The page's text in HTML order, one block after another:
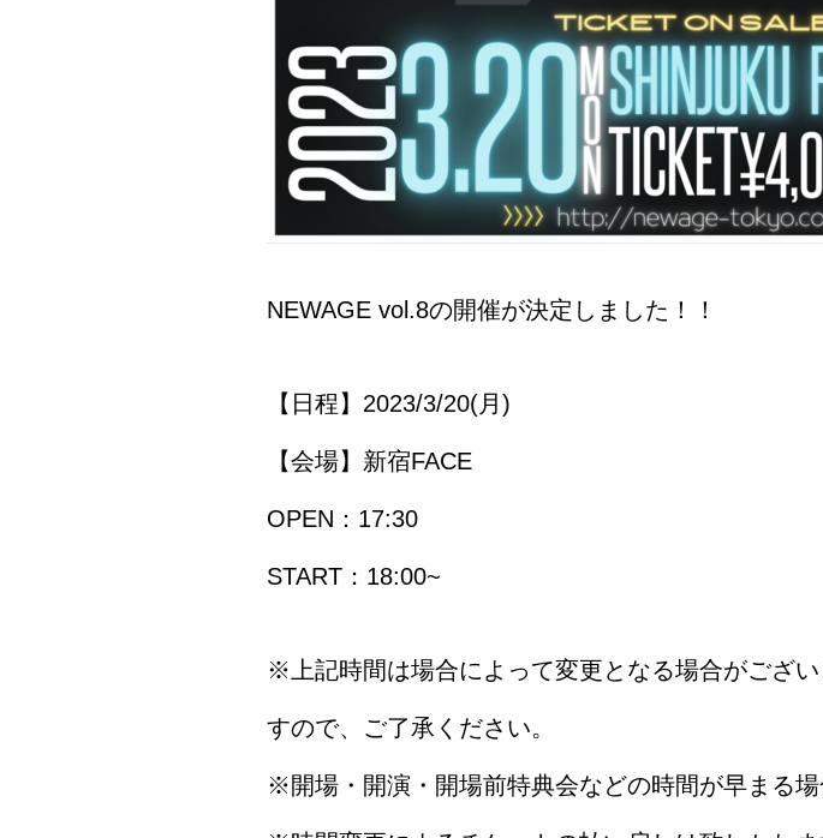
NEWAGE vol.8の開催が決定しました！！
【日程】2023/3/20(月)
【会場】新宿FACE
OPEN：17:30
START：18:00~
※上記時間は場合によって変更となる場合がござ
すので、ご了承ください。
※開場・開演・開場前特典会などの時間が早まる場